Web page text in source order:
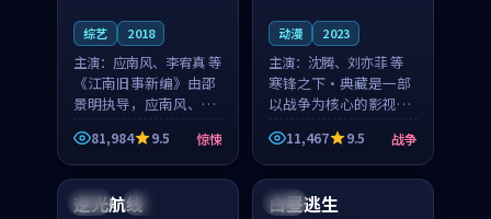
综艺 2018
主演： 应南风、李宥真 等
《江南旧事新编》由邵
景明执导，应南风、李
宥真领衔主演，是一部
2018年上映的日本惊悚
综艺。影片以邻里温情
遇到告别都浸着真实
81,984 9.5 惊悚
动漫 2023
主演： 沈腾、刘亦菲 等
寒锋之下·典藏是一部
以战争为核心的影视作
品，围绕危机、反转与
人物成长展开，整体节
奏紧凑，值得推荐观
看。
11,467 9.5 战争
英国 独播
逆光航线
日本
白昼逃生